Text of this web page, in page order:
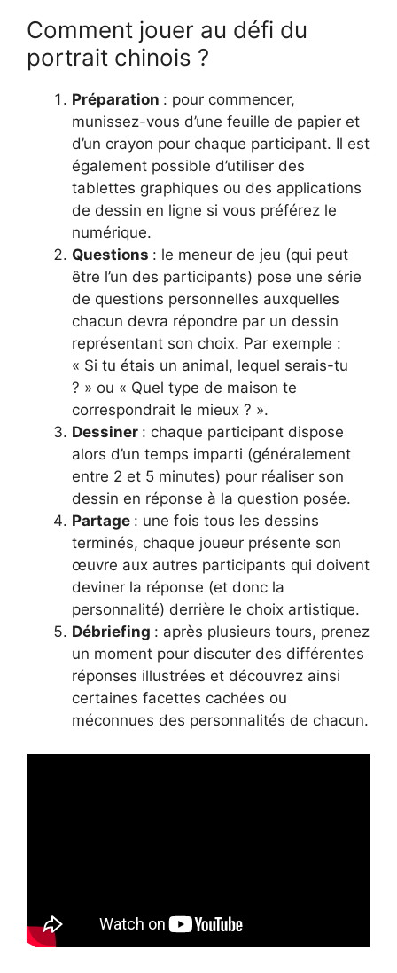
Comment jouer au défi du
portrait chinois ?
Préparation : pour commencer,
munissez-vous d’une feuille de papier et
d’un crayon pour chaque participant. Il est
également possible d’utiliser des
tablettes graphiques ou des applications
de dessin en ligne si vous préférez le
numérique.
Questions : le meneur de jeu (qui peut
être l’un des participants) pose une série
de questions personnelles auxquelles
chacun devra répondre par un dessin
représentant son choix. Par exemple :
« Si tu étais un animal, lequel serais-tu
? » ou « Quel type de maison te
correspondrait le mieux ? ».
Dessiner : chaque participant dispose
alors d’un temps imparti (généralement
entre 2 et 5 minutes) pour réaliser son
dessin en réponse à la question posée.
Partage : une fois tous les dessins
terminés, chaque joueur présente son
œuvre aux autres participants qui doivent
deviner la réponse (et donc la
personnalité) derrière le choix artistique.
Débriefing : après plusieurs tours, prenez
un moment pour discuter des différentes
réponses illustrées et découvrez ainsi
certaines facettes cachées ou
méconnues des personnalités de chacun.